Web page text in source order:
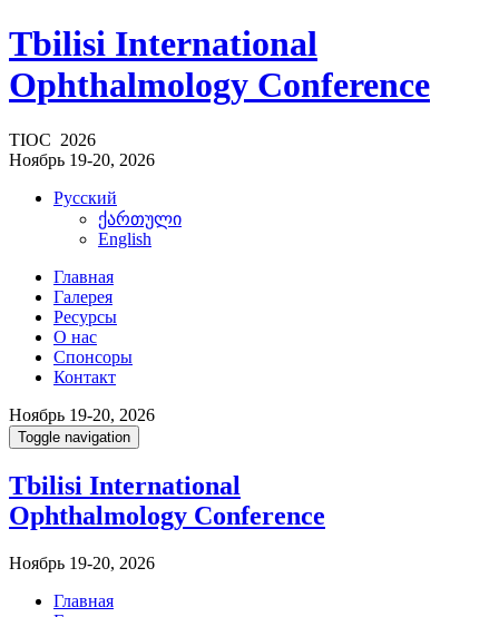
Tbilisi International
Ophthalmology Conference
TIOC 2026
Ноябрь 19-20, 2026
Русский
ქართული
English
Главная
Галерея
Ресурсы
О нас
Спонсоры
Контакт
Ноябрь 19-20, 2026
Toggle navigation
Tbilisi International
Ophthalmology Conference
Ноябрь 19-20, 2026
Главная